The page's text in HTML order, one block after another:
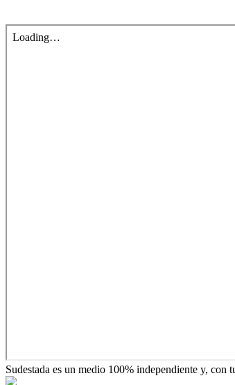
Sudestada es un medio 100% independiente y, con